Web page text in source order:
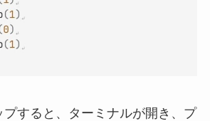
プすると、ターミナルが開き、プ